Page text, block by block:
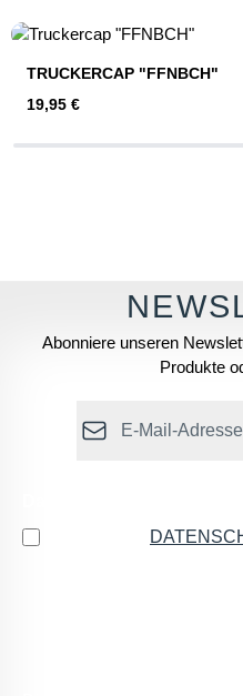
TRUCKERCAP "FFNBCH"
Regulärer Preis:
19,95 €
Abonniere unseren
Produkte